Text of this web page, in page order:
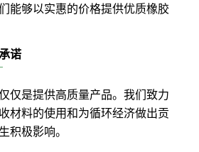
能够以实惠的价格提供优质橡胶
诺
仅是提供高质量产品。我们致力
材料的使用和为循环经济做出贡
积极影响。